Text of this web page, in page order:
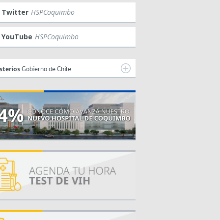
Twitter HSPCoquimbo
YouTube HSPCoquimbo
Gobierno de Chile